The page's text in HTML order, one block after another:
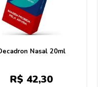
Nasal 20ml
R$ 42,30